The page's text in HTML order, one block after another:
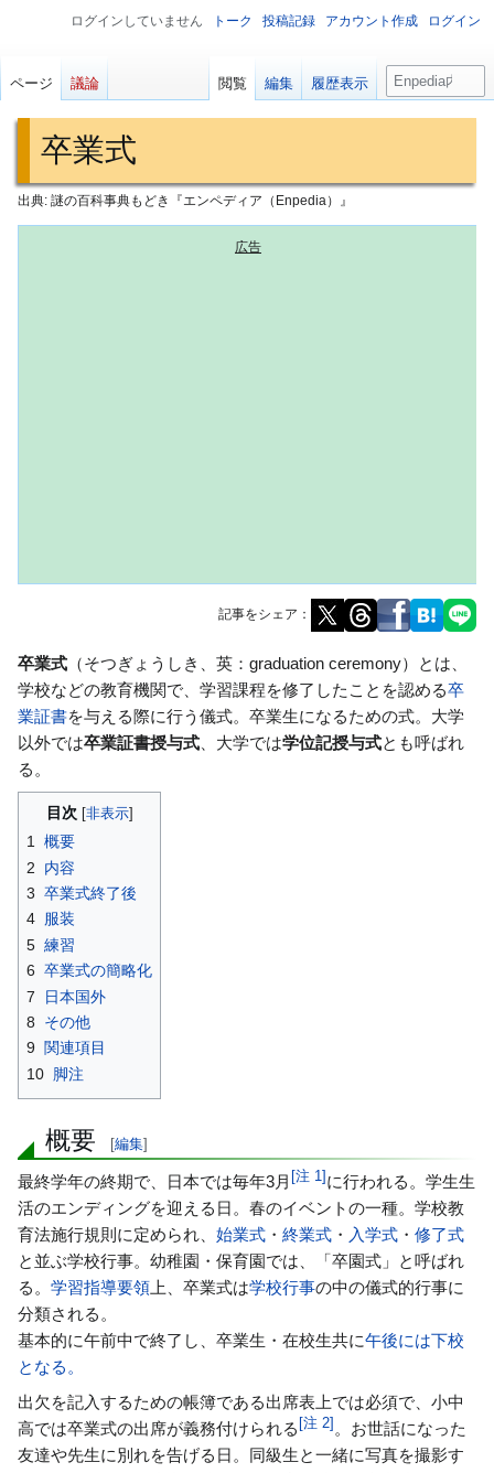
卒業式
出典: 謎の百科事典もどき『エンペディア（Enpedia）』
記事をシェア：
ナ
ビ
ゲ
ー
シ
ョ
に
移
動
検
索
に
移
動
卒業式 （そつぎょうしき、英：graduation ceremony）とは、
学校などの教育機関で、学習課程を修了したことを認める卒
業証書を与える際に行う儀式。卒業生になるための式。大学
以外では卒業証書授与式 、大学では学位記授与式とも呼ばれ
る。
目次
1
概要
2
内容
3 卒業式終了後
4 服装
5 練習
6 卒業式の簡略化
7
日本国外
8
その他
9 関連項目
10 脚注
概要 [編集]
最終学年の終期で、日本では毎年3月 注 1 に行われる。学生生
活のエンディングを迎える日。春のイベントの一種。学校教
育法施行規則に定められ、 始業式 ・ 終業式 ・ 入学式 ・ 修了式
と並ぶ学校行事。幼稚園・保育園では、「卒園式」と呼ばれ
る。 学習指導要領 上、卒業式は学校行事の中の儀式的行事に
分類される。
基本的に午前中で終了し、卒業生・在校生共に午後には下校
となる。
出欠を記入するための帳簿である出席表上では必須で、小中
高では卒業式の出席が義務付けられる [注 2] 。お世話になった
友達や先生に別れを告げる日。同級生と一緒に写真を撮影す
ログインしていません トーク 投稿記録 アカウント作成 ログイン
ページ 議論 閲覧 編集 履歴表示
検
索